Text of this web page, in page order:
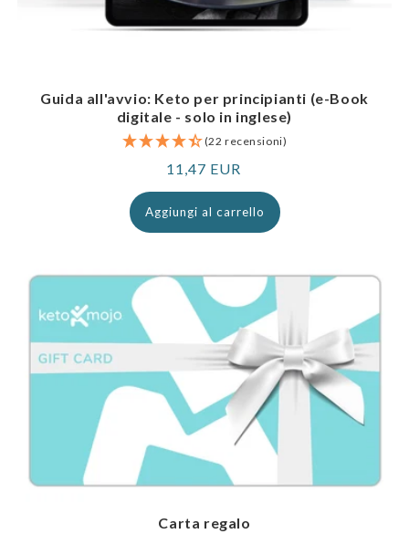
Guida all'avvio: Keto per principianti (e-Book
digitale - solo in inglese)
(22 recensioni)
Prezzo
normale
11,47 EUR
Aggiungi al carrello
Carta regalo